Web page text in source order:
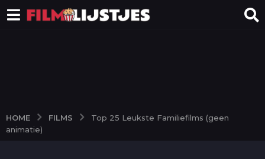
HOME FILMS
Top 25 Leukste Familiefilms (geen
animatie)